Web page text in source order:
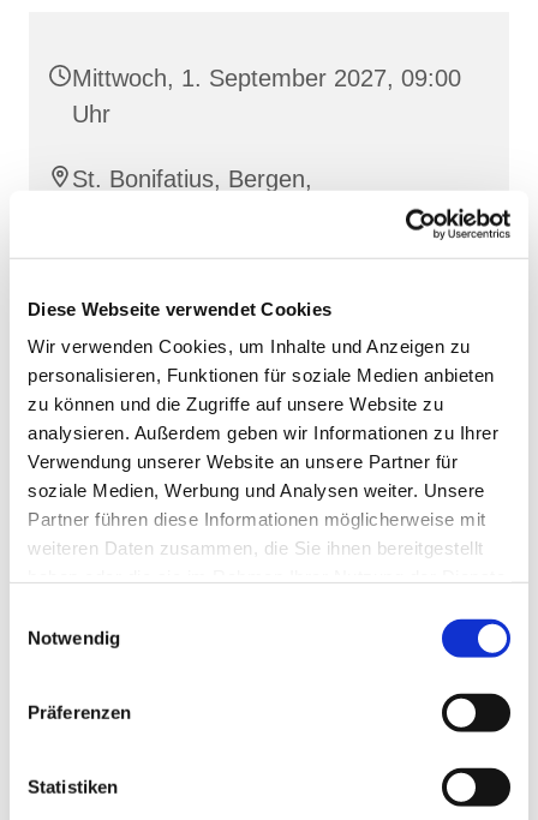
Diese Webseite verwendet Cookies
Wir verwenden Cookies, um Inhalte und Anzeigen zu
personalisieren, Funktionen für soziale Medien anbieten
zu können und die Zugriffe auf unsere Website zu
analysieren. Außerdem geben wir Informationen zu Ihrer
Verwendung unserer Website an unsere Partner für
soziale Medien, Werbung und Analysen weiter. Unsere
Partner führen diese Informationen möglicherweise mit
weiteren Daten zusammen, die Sie ihnen bereitgestellt
Notwendig
Präferenzen
Statistiken
Mittwoch, 1. September 2027, 09:00
Uhr
St. Bonifatius, Bergen,
Clementstraße 1, 18528 Bergen auf